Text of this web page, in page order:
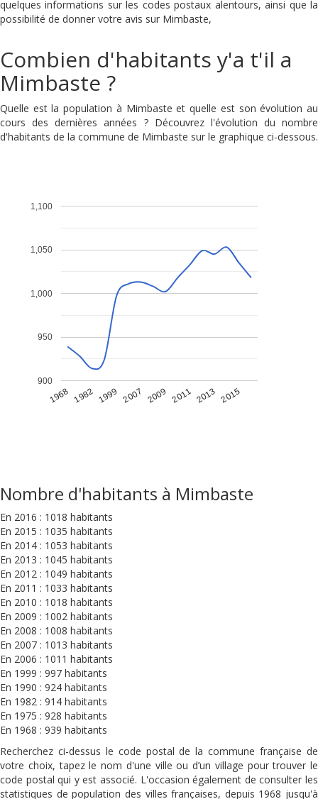
quelques informations sur les codes postaux alentours, ainsi que la
possibilité de donner votre avis sur Mimbaste,
Combien d'habitants y'a t'il a
Mimbaste ?
Quelle est la population à Mimbaste et quelle est son évolution au
cours des dernières années ? Découvrez l'évolution du nombre
d'habitants de la commune de Mimbaste sur le graphique ci-dessous.
1968 1982 1999 2007 2009 2011 2013 2015
900
950
1,000
1,050
1,100
Nombre d'habitants à Mimbaste
En 2016 : 1018 habitants
En 2015 : 1035 habitants
En 2014 : 1053 habitants
En 2013 : 1045 habitants
En 2012 : 1049 habitants
En 2011 : 1033 habitants
En 2010 : 1018 habitants
En 2009 : 1002 habitants
En 2008 : 1008 habitants
En 2007 : 1013 habitants
En 2006 : 1011 habitants
En 1999 : 997 habitants
En 1990 : 924 habitants
En 1982 : 914 habitants
En 1975 : 928 habitants
En 1968 : 939 habitants
Recherchez ci-dessus le code postal de la commune française de
votre choix, tapez le nom d'une ville ou d’un village pour trouver le
code postal qui y est associé. L'occasion également de consulter les
statistiques de population des villes françaises, depuis 1968 jusqu'à